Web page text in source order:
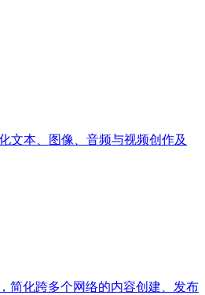
文本、图像、音频与视频创作及
简化跨多个网络的内容创建、发布